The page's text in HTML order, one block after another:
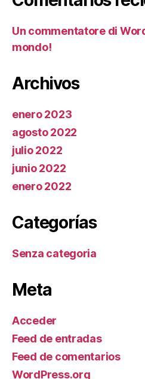
Un commentatore di
mondo!
Archivos
enero 2023
agosto 2022
julio 2022
junio 2022
enero 2022
Categorías
Senza categoria
Meta
Acceder
Feed de entradas
Feed de comentarios
WordPress.org